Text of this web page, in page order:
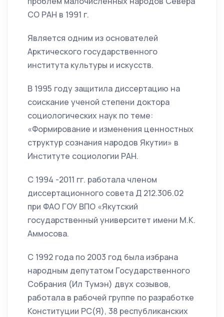
СО РАН в 1991 г.
Является одним из основателей
Арктического государственного
института культуры и искусств.
В 1995 году защитила диссертацию на
соискание ученой степени доктора
социологических наук по теме:
«Формирование и изменения ценностных
структур сознания народов Якутии» в
Институте социологии РАН.
С 1994 -2011 гг. работала членом
диссертационного совета Д 212.306.02
при ФАО ГОУ ВПО «Якутский
государственный университет имени М.К.
Аммосова.
С 1992 года по 2003 год была избрана
народным депутатом Государственного
Собрания (Ил Тумэн) двух созывов,
работала в рабочей группе по разработке
Конституции РС(Я), 38 республиканских